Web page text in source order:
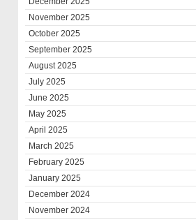
November 2025
October 2025
September 2025
August 2025
July 2025
June 2025
May 2025
April 2025
March 2025
February 2025
January 2025
December 2024
November 2024